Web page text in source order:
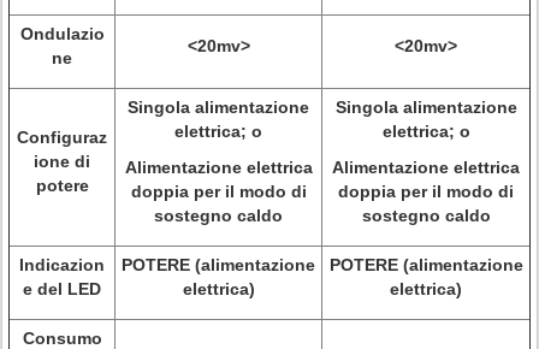
Ondulazio
ne
<20mv> <20mv>
Configuraz
ione di
potere
Singola alimentazione
elettrica; o
Alimentazione elettrica
doppia per il modo di
sostegno caldo
Singola alimentazione
elettrica; o
Alimentazione elettrica
doppia per il modo di
sostegno caldo
Indicazion
e del LED
POTERE (alimentazione
elettrica)
POTERE (alimentazione
elettrica)
Consumo